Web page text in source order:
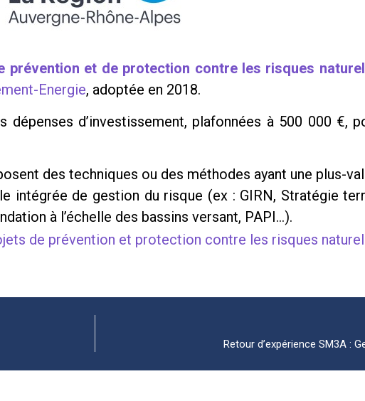
prévention et de protection contre les risques
Energie, adoptée en 2018.
d’investissement, plafonnées à 500 000 €,
des techniques ou des méthodes ayant une plus-
intégrée de gestion du risque (ex : GIRN, Stratégie
à l’échelle des bassins versant, PAPI…).
de prévention et protection contre les risques
Retour d’expérience SM3A :